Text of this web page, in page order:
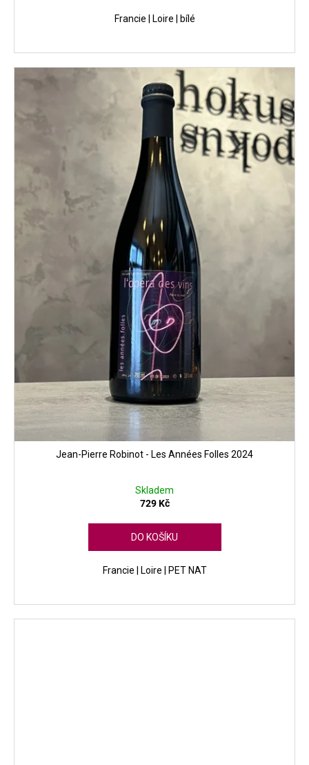
Francie | Loire | bílé
Jean-Pierre Robinot - Les Années Folles 2024
Skladem
729 Kč
DO KOŠÍKU
Francie | Loire | PET NAT